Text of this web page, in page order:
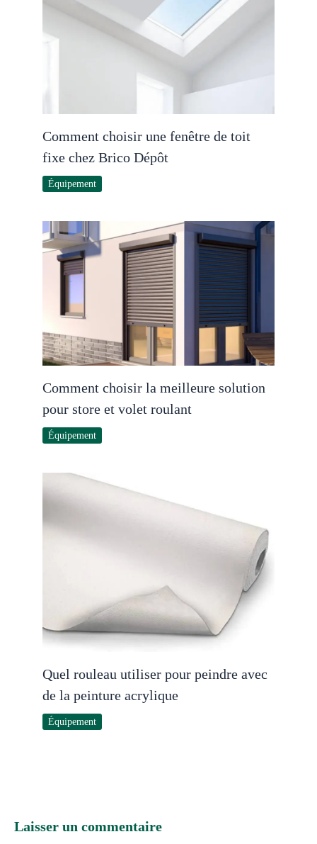
Comment choisir une fenêtre de toit
fixe chez Brico Dépôt
Équipement
Comment choisir la meilleure solution
pour store et volet roulant
Équipement
Quel rouleau utiliser pour peindre avec
de la peinture acrylique
Équipement
Laisser un commentaire